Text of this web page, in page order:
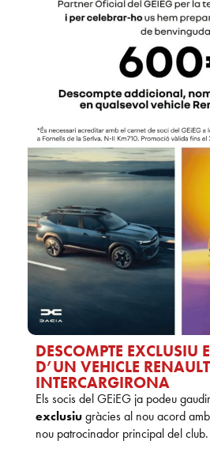
DESCOMPTE EXCLUSIU
D’UN VEHICLE
INTERCARGIRONA
Els socis del GEiEG ja podeu
exclusiugràcies al nou acord amb
nou patrocinador principal del club.